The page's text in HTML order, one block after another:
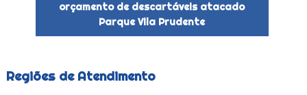
orçamento de descartáveis atacado
Parque Vila Prudente
Regiões de Atendimento